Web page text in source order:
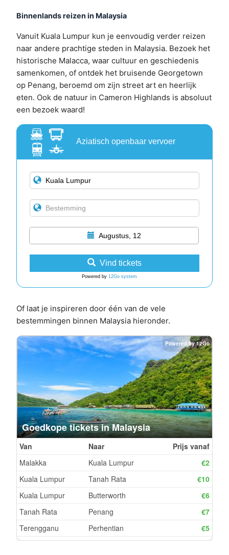
Binnenlands reizen in Malaysia
Vanuit Kuala Lumpur kun je eenvoudig verder reizen
naar andere prachtige steden in Malaysia. Bezoek het
historische Malacca, waar cultuur en geschiedenis
samenkomen, of ontdek het bruisende Georgetown
op Penang, beroemd om zijn street art en heerlijk
eten. Ook de natuur in Cameron Highlands is absoluut
een bezoek waard!
Aziatisch openbaar vervoer
Augustus, 12
Vind tickets
Powered by 12Go system
Of laat je inspireren door één van de vele
bestemmingen binnen Malaysia hieronder.